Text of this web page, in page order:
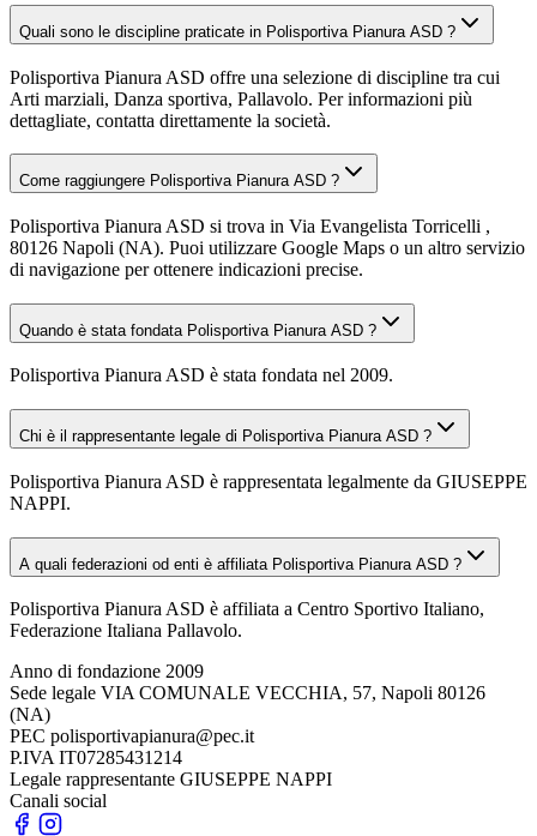
Quali sono le discipline praticate in Polisportiva Pianura ASD ?
Polisportiva Pianura ASD offre una selezione di discipline tra cui
Arti marziali, Danza sportiva, Pallavolo. Per informazioni più
dettagliate, contatta direttamente la società.
Come raggiungere Polisportiva Pianura ASD ?
Polisportiva Pianura ASD si trova in Via Evangelista Torricelli ,
80126 Napoli (NA). Puoi utilizzare Google Maps o un altro servizio
di navigazione per ottenere indicazioni precise.
Quando è stata fondata Polisportiva Pianura ASD ?
Polisportiva Pianura ASD è stata fondata nel 2009.
Chi è il rappresentante legale di Polisportiva Pianura ASD ?
Polisportiva Pianura ASD è rappresentata legalmente da GIUSEPPE
NAPPI.
A quali federazioni od enti è affiliata Polisportiva Pianura ASD ?
Polisportiva Pianura ASD è affiliata a Centro Sportivo Italiano,
Federazione Italiana Pallavolo.
Anno di fondazione 2009
Sede legale VIA COMUNALE VECCHIA, 57, Napoli 80126
(NA)
PEC polisportivapianura@pec.it
P.IVA IT07285431214
Legale rappresentante GIUSEPPE NAPPI
Canali social